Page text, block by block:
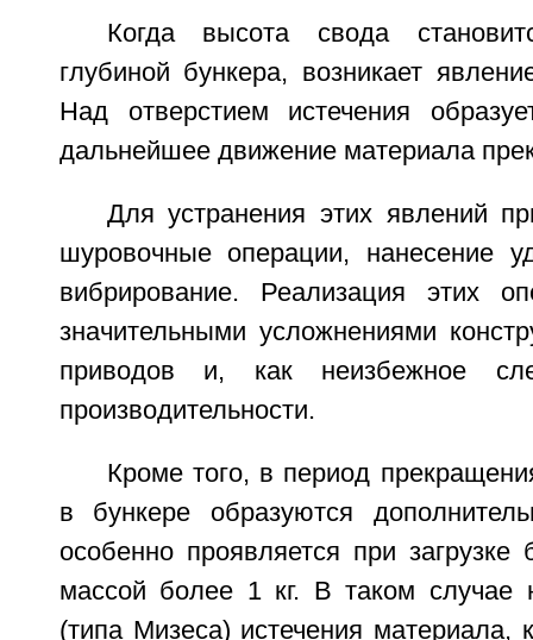
Когда высота свода
глубиной бункера, возникает
Над отверстием истечения
дальнейшее движение материала
Для устранения этих явлений
шуровочные операции, нанесение
вибрирование. Реализация этих
значительными усложнениями
приводов и, как неизбежное
производительности.
Кроме того, в период
в бункере образуются
особенно проявляется при загрузке
массой более 1 кг. В таком случае
(типа Мизеса) истечения материала,